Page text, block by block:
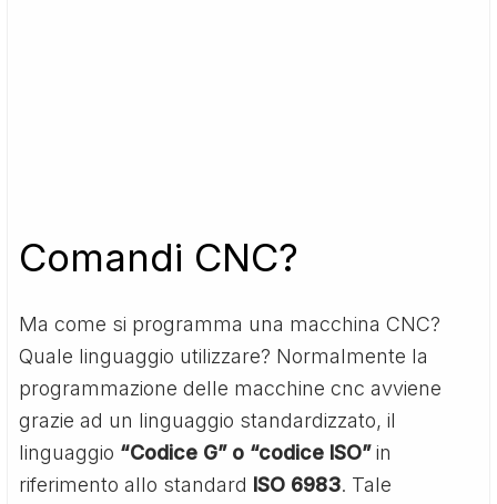
Comandi CNC?
Ma come si programma una macchina CNC?
Quale linguaggio utilizzare? Normalmente la
programmazione delle macchine cnc avviene
grazie ad un linguaggio standardizzato, il
linguaggio “Codice G” o “codice ISO”in
riferimento allo standard ISO 6983. Tale